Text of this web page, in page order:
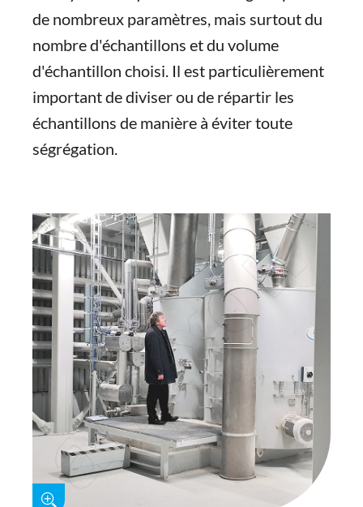
de nombreux paramètres, mais surtout du
nombre d'échantillons et du volume
d'échantillon choisi. Il est particulièrement
important de diviser ou de répartir les
échantillons de manière à éviter toute
ségrégation.